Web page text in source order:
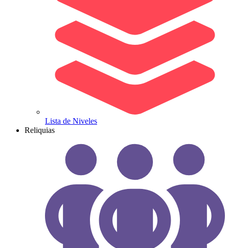
Lista de Niveles
Reliquias